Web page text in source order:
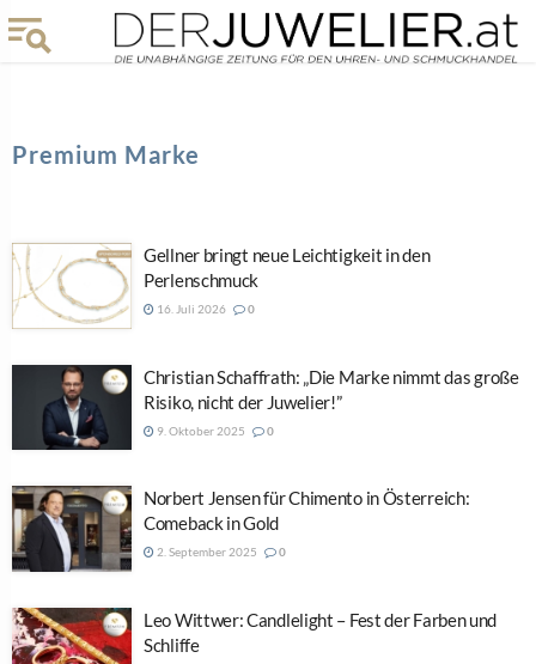
Premium Marke
Gellner bringt neue Leichtigkeit in den
Perlenschmuck
16. Juli 2026 0
Christian Schaffrath: „Die Marke nimmt das große
Risiko, nicht der Juwelier!”
9. Oktober 2025 0
Norbert Jensen für Chimento in Österreich:
Comeback in Gold
2. September 2025 0
Leo Wittwer: Candlelight – Fest der Farben und
Schliffe